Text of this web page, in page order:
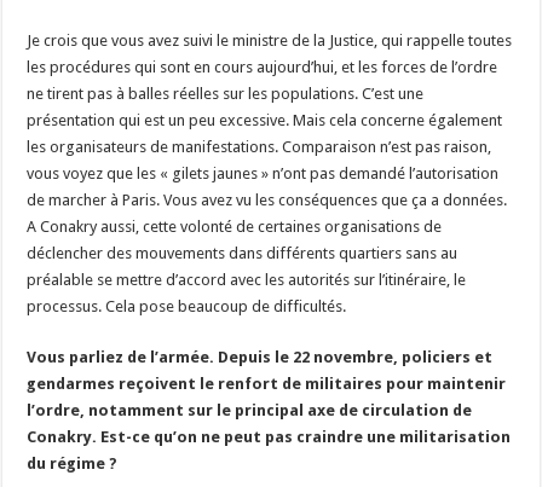
Je crois que vous avez suivi le ministre de la Justice, qui rappelle toutes
les procédures qui sont en cours aujourd’hui, et les forces de l’ordre
ne tirent pas à balles réelles sur les populations. C’est une
présentation qui est un peu excessive. Mais cela concerne également
les organisateurs de manifestations. Comparaison n’est pas raison,
vous voyez que les « gilets jaunes » n’ont pas demandé l’autorisation
de marcher à Paris. Vous avez vu les conséquences que ça a données.
A Conakry aussi, cette volonté de certaines organisations de
déclencher des mouvements dans différents quartiers sans au
préalable se mettre d’accord avec les autorités sur l’itinéraire, le
processus. Cela pose beaucoup de difficultés.
Vous parliez de l’armée. Depuis le 22 novembre, policiers et
gendarmes reçoivent le renfort de militaires pour maintenir
l’ordre, notamment sur le principal axe de circulation de
Conakry. Est-ce qu’on ne peut pas craindre une militarisation
du régime ?